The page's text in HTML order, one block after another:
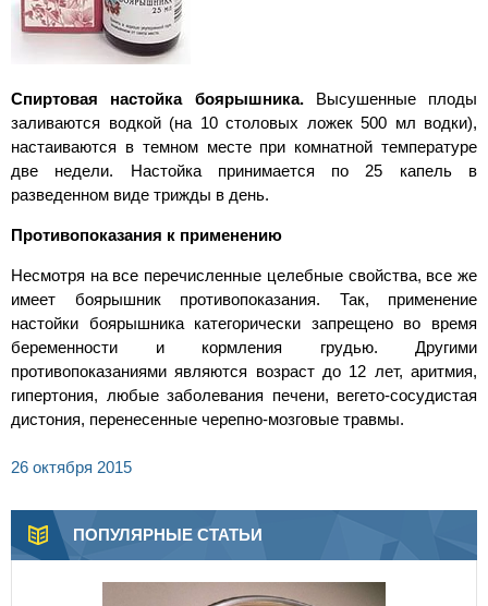
Спиртовая настойка боярышника.Высушенные плоды
заливаются водкой (на 10 столовых ложек 500 мл водки),
настаиваются в темном месте при комнатной температуре
две недели. Настойка принимается по 25 капель в
разведенном виде трижды в день.
Противопоказания к применению
Несмотря на все перечисленные целебные свойства, все же
имеет боярышник противопоказания. Так, применение
настойки боярышника категорически запрещено во время
беременности и кормления грудью. Другими
противопоказаниями являются возраст до 12 лет, аритмия,
гипертония, любые заболевания печени, вегето-сосудистая
дистония, перенесенные черепно-мозговые травмы.
26 октября 2015
ПОПУЛЯРНЫЕ СТАТЬИ